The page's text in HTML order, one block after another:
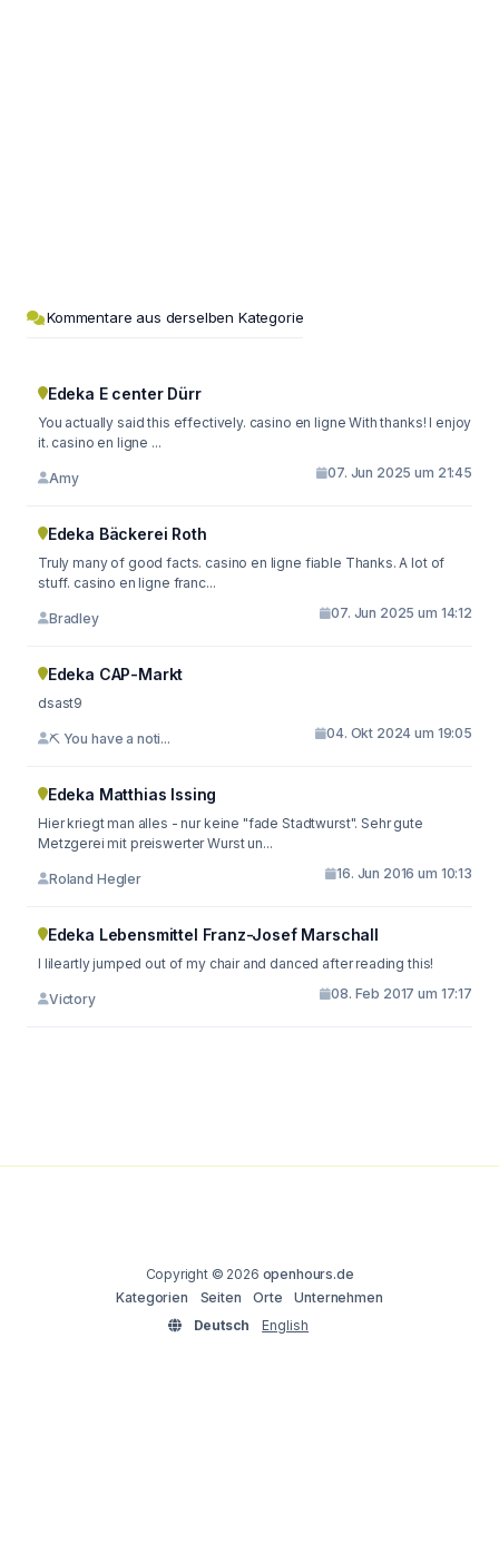
Kommentare aus derselben Kategorie
Edeka E center Dürr
You actually said this effectively. casino en ligne With thanks! I enjoy
it. casino en ligne ...
Amy 07. Jun 2025 um 21:45
Edeka Bäckerei Roth
Truly many of good facts. casino en ligne fiable Thanks. A lot of
stuff. casino en ligne franc...
Bradley 07. Jun 2025 um 14:12
Edeka CAP-Markt
dsast9
⛏ You have a noti... 04. Okt 2024 um 19:05
Edeka Matthias Issing
Hier kriegt man alles - nur keine "fade Stadtwurst". Sehr gute
Metzgerei mit preiswerter Wurst un...
Roland Hegler 16. Jun 2016 um 10:13
Edeka Lebensmittel Franz-Josef Marschall
I lileartly jumped out of my chair and danced after reading this!
Victory 08. Feb 2017 um 17:17
Copyright © 2026 openhours.de
Kategorien
Seiten Orte
Unternehmen
Deutsch
English